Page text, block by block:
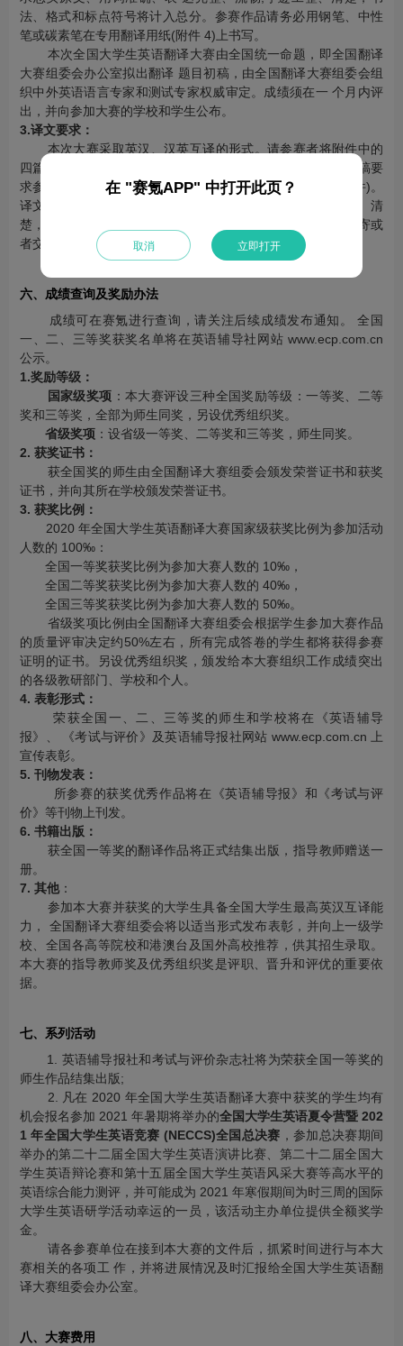
法、格式和标点符号将计入总分。参赛作品请务必用钢笔、中性
笔或碳素笔在专用翻译用纸(附件 4)上书写。
本次全国大学生英语翻译大赛由全国统一命题，即全国翻译
大赛组委会办公室拟出翻译 题目初稿，由全国翻译大赛组委会组
织中外英语语言专家和测试专家权威审定。成绩须在一 个月内评
出，并向参加大赛的学校和学生公布。
3.译文要求：
本次大赛采取英汉、汉英互译的形式。请参赛者将附件中的
四篇文章进行英汉、汉英互译(不集齐四篇者不予参评)。翻译稿要
求参赛者用钢笔、圆珠笔或碳素笔写在专用翻译用纸上(见附件)。
译文要求忠实原文、用词准确、表达完整、流畅；字迹工整、清
楚，书法、格式和标点符号将计入总分。要求全部用快递邮寄或
者交给本校负责人，可选填一名指导教师。
六、成绩查询及奖励办法
成绩可在赛氪进行查询，请关注后续成绩发布通知。 全国
一、二、三等奖获奖名单将在英语辅导社网站 www.ecp.com.cn
公示。
1.奖励等级：
国家级奖项 ：本大赛评设三种全国奖励等级：一等奖、二等
奖和三等奖，全部为师生同奖，另设优秀组织奖。
省级奖项 ：设省级一等奖、二等奖和三等奖，师生同奖。
2. 获奖证书：
获全国奖的师生由全国翻译大赛组委会颁发荣誉证书和获奖
证书，并向其所在学校颁发荣誉证书。
3. 获奖比例：
2020 年全国大学生英语翻译大赛国家级获奖比例为参加活动
人数的 100‰：
全国一等奖获奖比例为参加大赛人数的 10‰，
全国二等奖获奖比例为参加大赛人数的 40‰，
全国三等奖获奖比例为参加大赛人数的 50‰。
省级奖项比例由全国翻译大赛组委会根据学生参加大赛作品
的质量评审决定约50%左右，所有完成答卷的学生都将获得参赛
证明的证书。另设优秀组织奖，颁发给本大赛组织工作成绩突出
的各级教研部门、学校和个人。
4. 表彰形式：
荣获全国一、二、三等奖的师生和学校将在《英语辅导
报》、 《考试与评价》及英语辅导报社网站 www.ecp.com.cn 上
宣传表彰。
5. 刊物发表：
所参赛的获奖优秀作品将在《英语辅导报》和《考试与评
价》等刊物上刊发。
6. 书籍出版：
获全国一等奖的翻译作品将正式结集出版，指导教师赠送一
册。
7. 其他：
参加本大赛并获奖的大学生具备全国大学生最高英汉互译能
力， 全国翻译大赛组委会将以适当形式发布表彰，并向上一级学
校、全国各高等院校和港澳台及国外高校推荐，供其招生录取。
本大赛的指导教师奖及优秀组织奖是评职、晋升和评优的重要依
据。
七、系列活动
1. 英语辅导报社和考试与评价杂志社将为荣获全国一等奖的
师生作品结集出版;
2. 凡在 2020 年全国大学生英语翻译大赛中获奖的学生均有
机会报名参加 2021 年暑期将举办的全国大学生英语夏令营暨 202
1 年全国大学生英语竞赛 (NECCS)全国总决赛 ，参加总决赛期间
举办的第二十二届全国大学生英语演讲比赛、第二十二届全国大
学生英语辩论赛和第十五届全国大学生英语风采大赛等高水平的
英语综合能力测评，并可能成为 2021 年寒假期间为时三周的国际
大学生英语研学活动幸运的一员，该活动主办单位提供全额奖学
金。
请各参赛单位在接到本大赛的文件后，抓紧时间进行与本大
赛相关的各项工 作，并将进展情况及时汇报给全国大学生英语翻
译大赛组委会办公室。
八、大赛费用
在 "赛氪APP" 中打开此页？
取消 立即打开